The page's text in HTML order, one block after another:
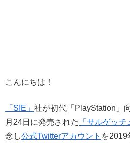
こんにちは！
「SIE」 社が初代「PlayStation」
月24日に発売された
「サルゲッチ
念し公式Twitterアカウント を2019